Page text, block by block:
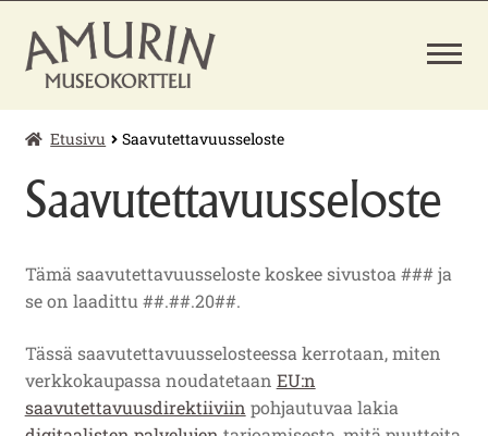
Siirry
navigointiin
Siirry
sisältöön
PÄÄSYLIPUT
TASON
VALIKKO
MUSEOKAUPPA
Etusivu Saavutettavuusseloste
Saavutettavuusseloste
Tämä saavutettavuusseloste koskee sivustoa ### ja
se on laadittu ##.##.20##.
Tässä saavutettavuusselosteessa kerrotaan, miten
verkkokaupassa noudatetaan EU:n
saavutettavuusdirektiiviin pohjautuvaa lakia